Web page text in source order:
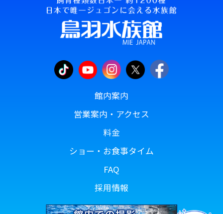
館内案内
営業案内・アクセス
料金
ショー・お食事タイム
FAQ
採用情報